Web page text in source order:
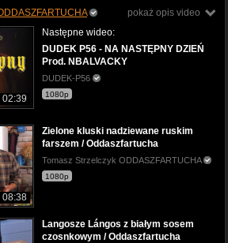
pokaż opis video
02:39
Następne wideo:
DUDEK P56 - NA NASTĘPNY DZIEŃ
Prod. NBALVACKY
DUDEK-P56
1080p
08:38
Zielone kluski nadziewane ruskim
farszem / Oddaszfartucha
Tomasz Strzelczyk ODDASZFARTUCHA
1080p
Langosze Lángos z białym sosem
czosnkowym / Oddaszfartucha